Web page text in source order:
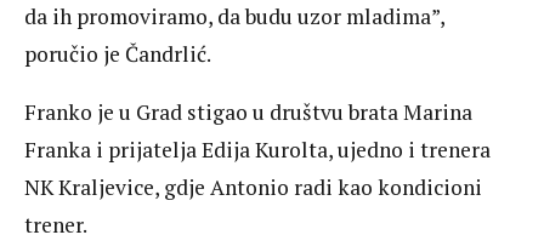
da ih promoviramo, da budu uzor mladima”,
poručio je Čandrlić.
Franko je u Grad stigao u društvu brata Marina
Franka i prijatelja Edija Kurolta, ujedno i trenera
NK Kraljevice, gdje Antonio radi kao kondicioni
trener.